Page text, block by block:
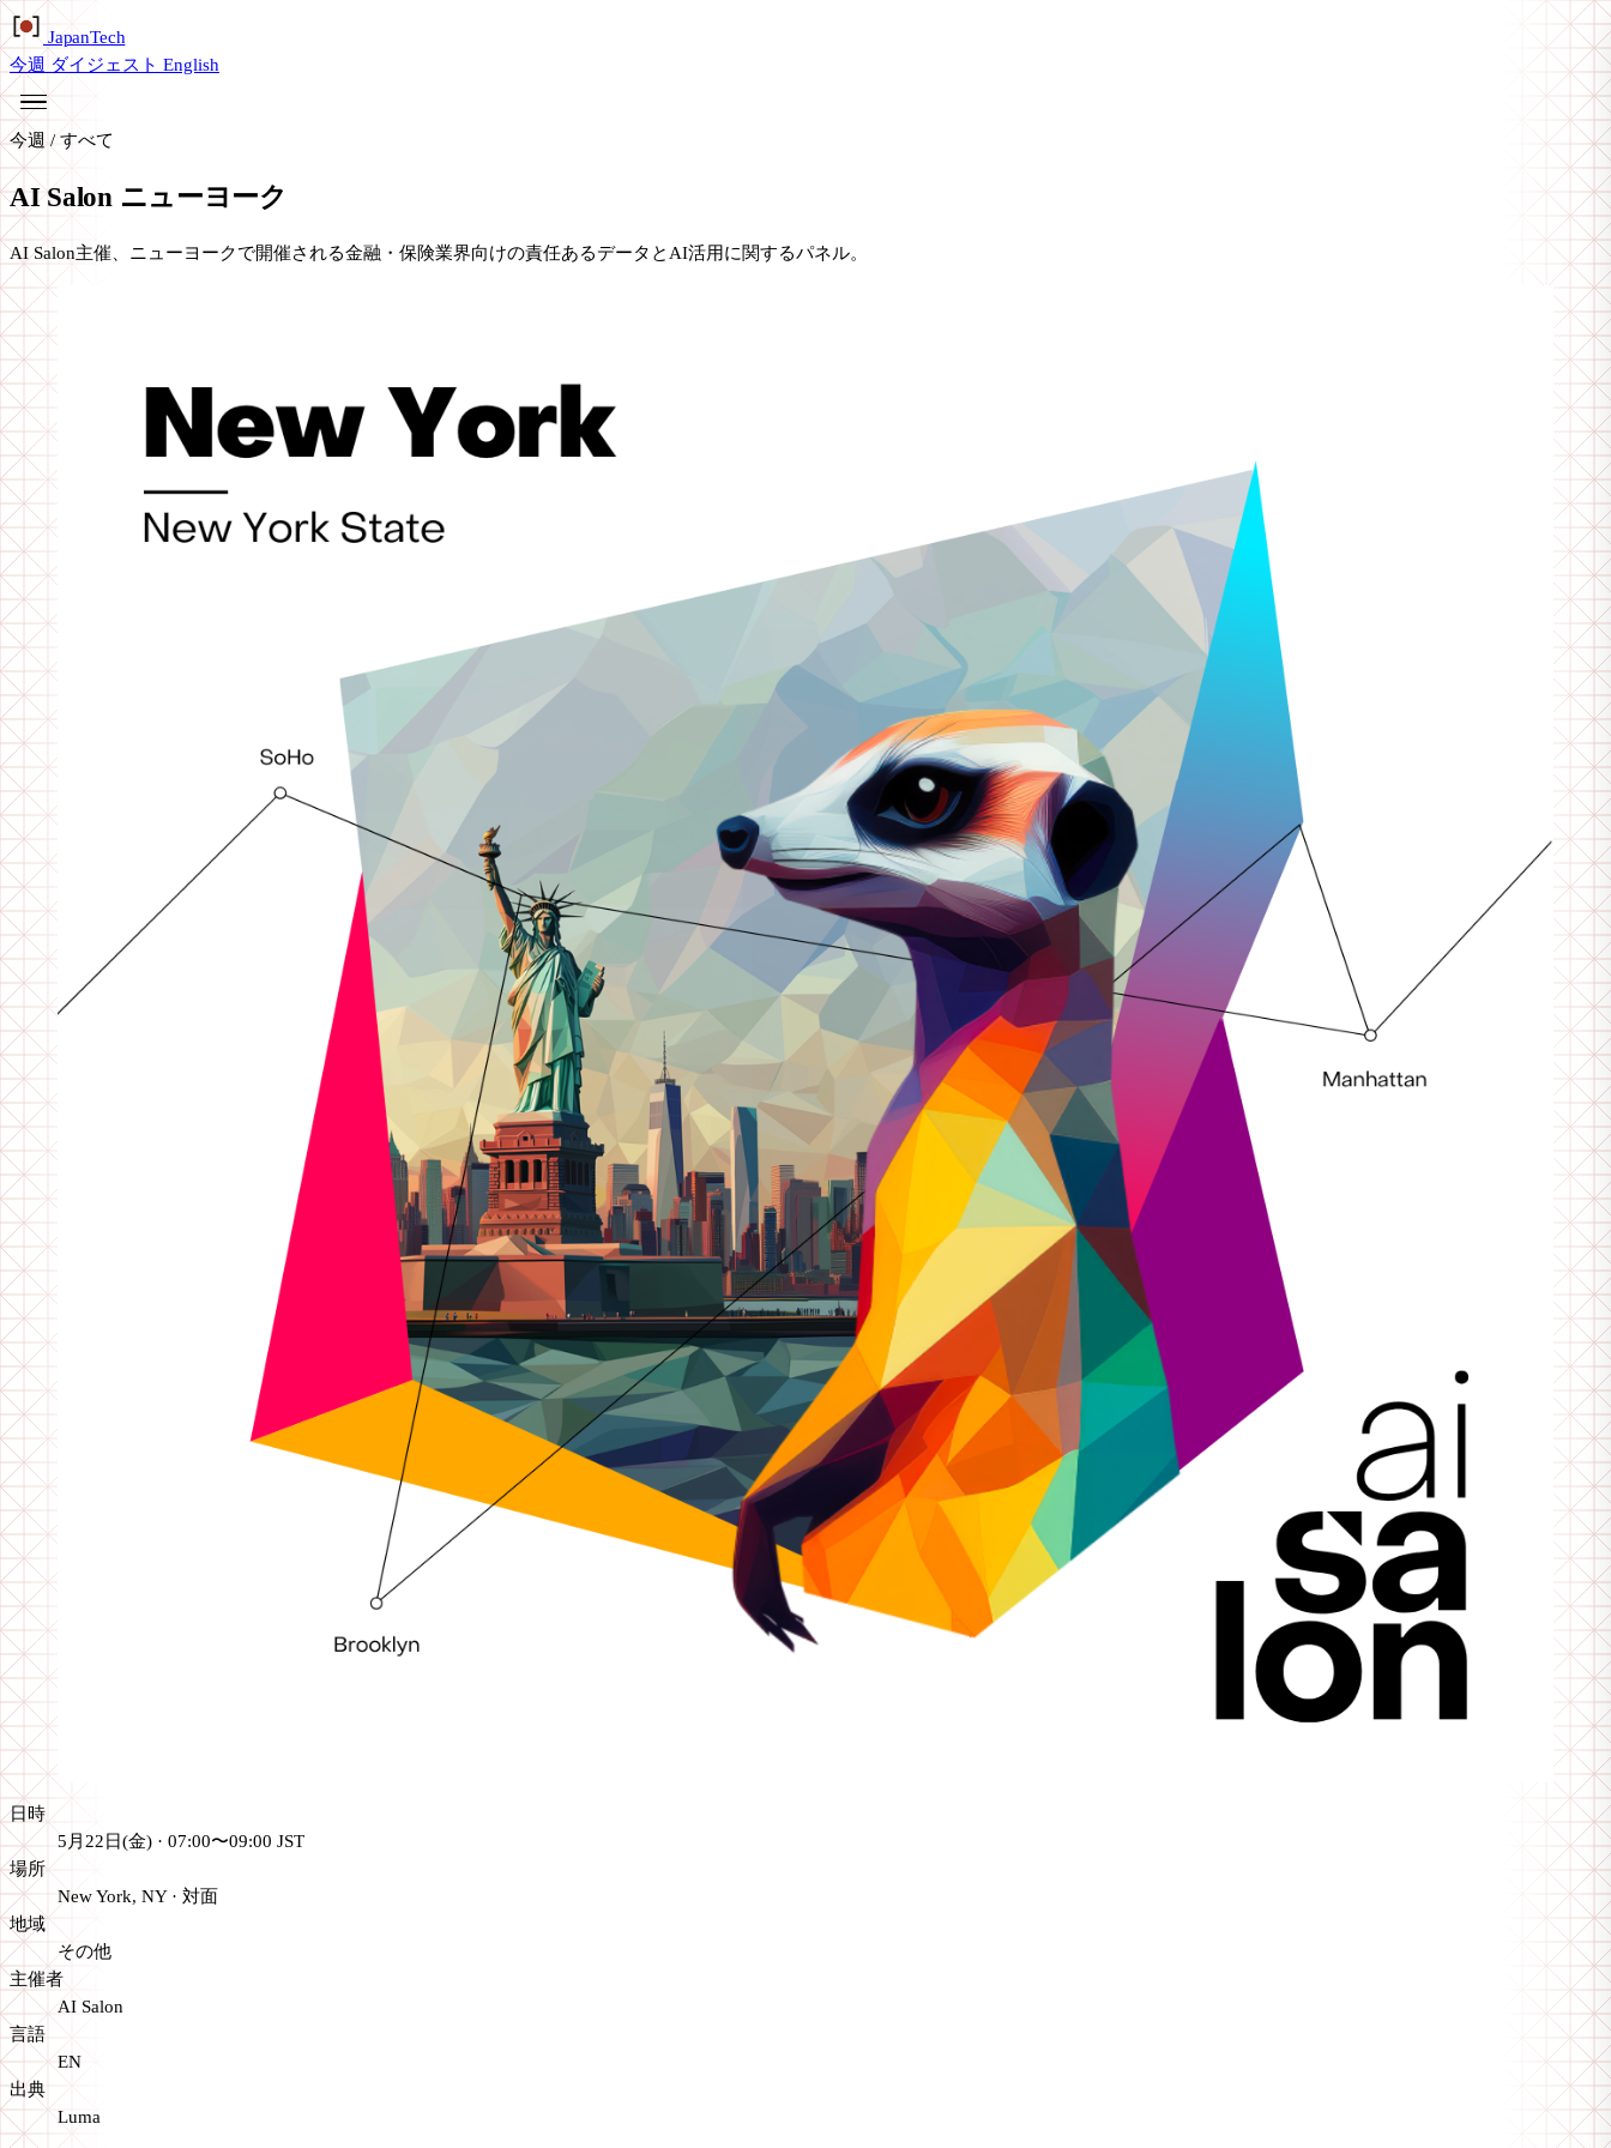
JapanTech
今週 ダイジェスト English
今週 / すべて
AI Salon ニューヨーク
AI Salon主催、ニューヨークで開催される金融・保険業界向けの責任あるデータとAI活用に関するパネル。
日時
5月22日(金) · 07:00〜09:00 JST
場所
New York, NY · 対面
地域
その他
主催者
AI Salon
言語
EN
出典
Luma